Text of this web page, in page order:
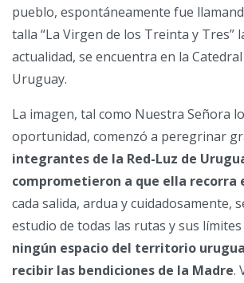
pueblo, espontáneamente fue
talla “La Virgen de los Treinta y Tres”
actualidad, se encuentra en la
Uruguay.
La imagen, tal como Nuestra Señora
oportunidad, comenzó a peregrinar
integrantes de la Red-Luz de
comprometieron a que ella recorra
cada salida, ardua y cuidadosamente,
estudio de todas las rutas y sus límites
ningún espacio del territorio
recibir las bendiciones de la Madre.